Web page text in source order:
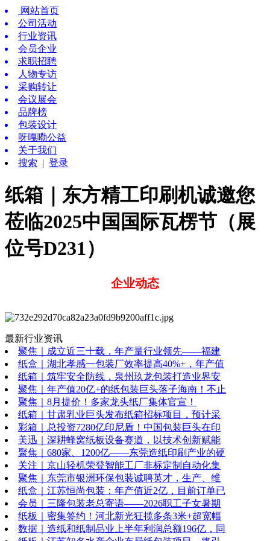
网站首页
公司活动
行业资讯
会员企业
求职招聘
人物专访
采购转让
会议展会
品牌榜
包装设计
呀嘎嘞公益
关于我们
搜索 | 登录
纸箱｜东方精工印刷机诚邀您
莅临2025中国国际瓦楞节（展
位号D231）
企业动态
最新行业资讯
聚焦｜成立近三十载，年产量行业领先——福建
纸盒｜湖北孝感一包装厂效率提高40%+，年产值
纸箱｜筑牢安全防线，泉州玖龙包装打造业界安
聚焦｜年产值20亿+的纸包装巨头落子海南！不止
聚焦｜8月提价！多家龙头纸厂集体官宣！
纸箱｜甘肃乳业巨头发布纸箱招标项目，预计采
彩箱｜总投资7280亿印尼盾！中国包装巨头在印
美迅｜深耕蜂窝纸板设备赛道，以技术创新赋能
聚焦｜680家、1200亿——东莞造纸印刷产业的硬
关注｜京山轻机荣登智能工厂非标定制自动化集
聚焦｜东莞市银洲环保包装诚聘英才，生产、维
纸盒｜江苏恒尚包装：年产值近2亿，目前订单已
会员｜三隆包装老总寄语——2026职工子女暑期
纸板｜密集签约！河北新光狂揽多条3米+超宽幅
数据｜造纸和纸制品业上半年利润总额196亿，同